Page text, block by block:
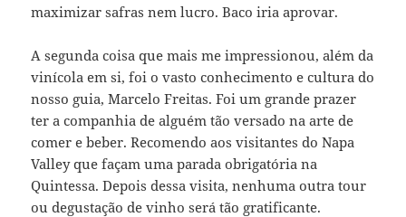
maximizar safras nem lucro. Baco iria aprovar.
A segunda coisa que mais me impressionou, além da
vinícola em si, foi o vasto conhecimento e cultura do
nosso guia, Marcelo Freitas. Foi um grande prazer
ter a companhia de alguém tão versado na arte de
comer e beber. Recomendo aos visitantes do Napa
Valley que façam uma parada obrigatória na
Quintessa. Depois dessa visita, nenhuma outra tour
ou degustação de vinho será tão gratificante.